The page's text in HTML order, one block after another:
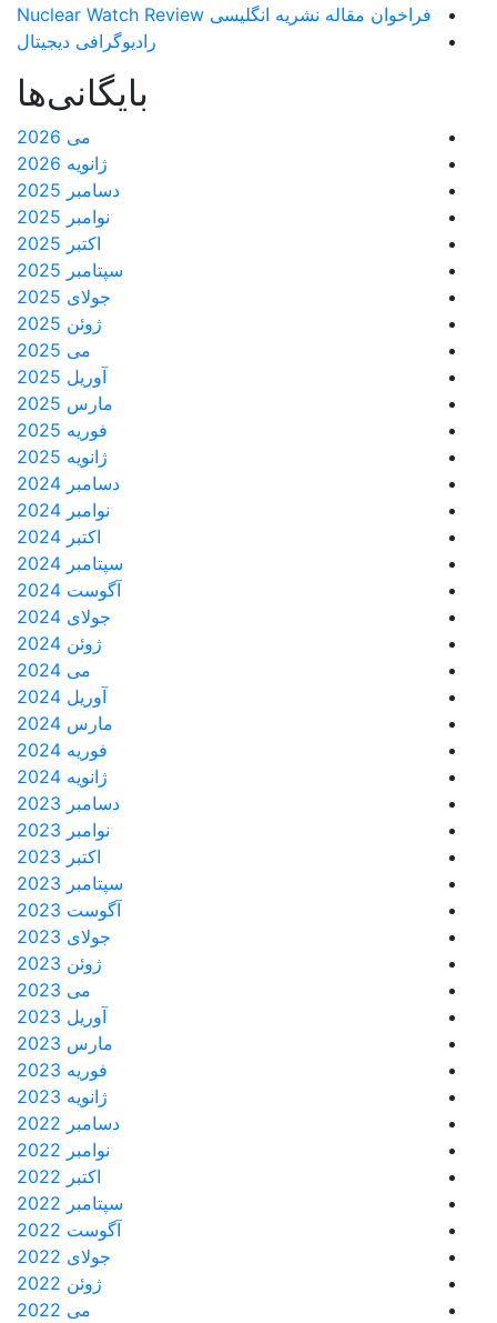
فراخوان مقاله نشریه انگلیسی Nuclear Watch Review
رادیوگرافی دیجیتال
بایگانی‌ها
ژانویه 2026
دسامبر 2025
نوامبر 2025
اکتبر 2025
سپتامبر 2025
جولای 2025
ژوئن 2025
آوریل 2025
مارس 2025
فوریه 2025
ژانویه 2025
دسامبر 2024
نوامبر 2024
اکتبر 2024
سپتامبر 2024
آگوست 2024
جولای 2024
ژوئن 2024
آوریل 2024
مارس 2024
فوریه 2024
ژانویه 2024
دسامبر 2023
نوامبر 2023
اکتبر 2023
سپتامبر 2023
آگوست 2023
جولای 2023
ژوئن 2023
آوریل 2023
مارس 2023
فوریه 2023
ژانویه 2023
دسامبر 2022
نوامبر 2022
اکتبر 2022
سپتامبر 2022
آگوست 2022
جولای 2022
ژوئن 2022